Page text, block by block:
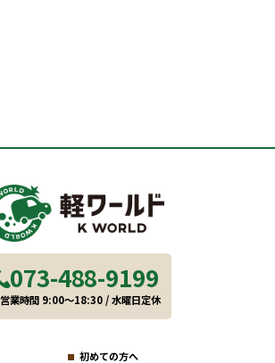
073-488-9199
営業時間 9:00～18:30 / 水曜日定休
初めての方へ